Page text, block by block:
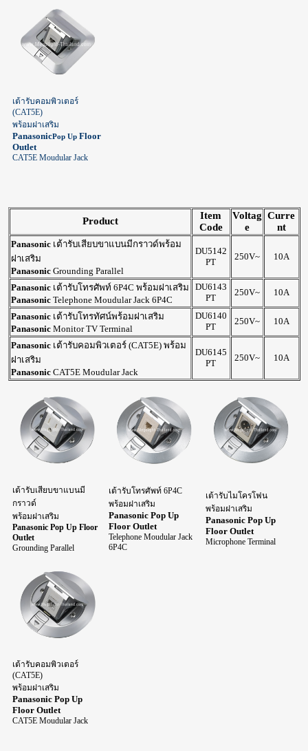
เต้ารับคอมพิวเตอร์
(CAT5E)
พร้อมฝาเสริม
PanasonicPop Up Floor
Outlet
CAT5E Moudular Jack
Product
Item
Code
Voltag
e
Curre
nt
Panasonicเต้ารับเสียบขาแบนมีกราวด์พร้อม
ฝาเสริม
PanasonicGrounding Parallel
DU5142
PT
250V~ 10A
Panasonicเต้ารับโทรศัพท์ 6P4C พร้อมฝาเสริม
PanasonicTelephone Moudular Jack 6P4C
DU6143
PT
250V~ 10A
Panasonicเต้ารับโทรทัศน์พร้อมฝาเสริม
PanasonicMonitor TV Terminal
DU6140
PT
250V~ 10A
Panasonicเต้ารับคอมพิวเตอร์ (CAT5E) พร้อม
ฝาเสริม
PanasonicCAT5E Moudular Jack
DU6145
PT
250V~ 10A
เต้ารับเสียบขาแบนมี
กราวด์
พร้อมฝาเสริม
Panasonic Pop Up Floor
Outlet
Grounding Parallel
เต้ารับโทรศัพท์ 6P4C
พร้อมฝาเสริม
Panasonic Pop Up
Floor Outlet
Telephone Moudular Jack
6P4C
เต้ารับไมโครโฟน
พร้อมฝาเสริม
Panasonic Pop Up
Floor Outlet
Microphone Terminal
เต้ารับคอมพิวเตอร์
(CAT5E)
พร้อมฝาเสริม
Panasonic Pop Up
Floor Outlet
CAT5E Moudular Jack